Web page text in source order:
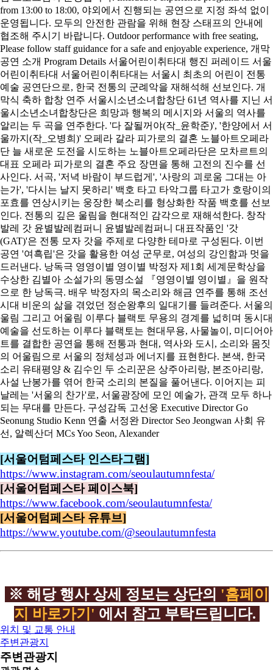
[서울어텀페스타 인스타그램]
https://www.instagram.com/seoulautumnfesta/
[서울어텀페스타 페이스북]
https://www.facebook.com/seoulautumnfesta/
[서울어텀페스타 유튜브]
https://www.youtube.com/@seoulautumnfesta
※ 해당 행사 상세 정보는 상단의 '홈페이
지 바로가기' 에서 참고 부탁드립니다.
위치 및 교통 안내
주변관광지
주변관광지